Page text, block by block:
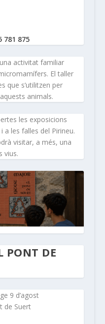
781 875
activitat familiar
El taller
que s’utilitzen per
animals.
les exposicions
a les falles del Pirineu.
visitar, a més, una
vius.
PONT DE
9 d’agost
de Suert